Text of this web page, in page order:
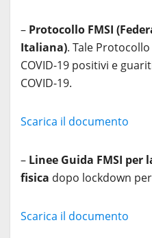
– Protocollo FMSI
Italiana). Tale
COVID-19 positivi e
COVID-19.
Scarica il documento
– Linee Guida FMSI per
fisica dopo lockdown
Scarica il documento